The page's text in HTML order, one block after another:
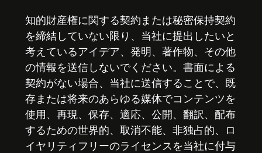
知的財産権に関する契約または秘密保持契約
を締結していない限り、当社に提出したいと
考えているアイデア、発明、著作物、その他
の情報を送信しないでください。書面による
契約がない場合、当社に送信することで、既
存または将来のあらゆる媒体でコンテンツを
使用、再現、保存、適応、公開、翻訳、配布
するための世界的、取消不能、非独占的、ロ
イヤリティフリーのライセンスを当社に付与